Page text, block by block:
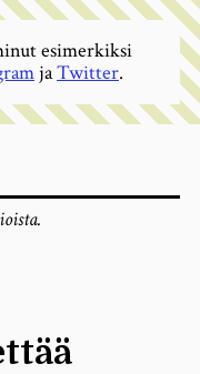
esimerkiksi
jaTwitter.